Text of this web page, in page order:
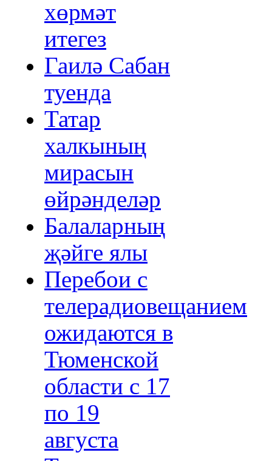
хөрмәт
итегез
Гаилә Сабан
туенда
Татар
халкының
мирасын
өйрәнделәр
Балаларның
җәйге ялы
Перебои с
телерадиовещанием
ожидаются в
Тюменской
области с 17
по 19
августа